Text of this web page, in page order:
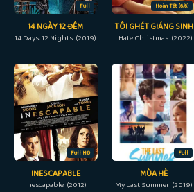
Full
14 NGÀY 12 ĐÊM
14 Days, 12 Nights (2019)
Hoàn Tất (6/6)
TÔI GHÉT GIÁNG SINH
I Hate Christmas (2022)
Full HD
INESCAPABLE
Inescapable (2012)
Full
MÙA HÈ
My Last Summer (2019)